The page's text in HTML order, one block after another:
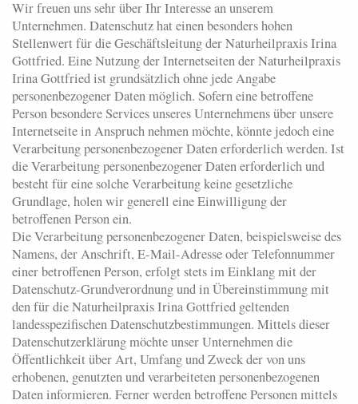
Wir freuen uns sehr über Ihr Interesse an unserem
Unternehmen. Datenschutz hat einen besonders hohen
Stellenwert für die Geschäftsleitung der Naturheilpraxis Irina
Gottfried. Eine Nutzung der Internetseiten der Naturheilpraxis
Irina Gottfried ist grundsätzlich ohne jede Angabe
personenbezogener Daten möglich. Sofern eine betroffene
Person besondere Services unseres Unternehmens über unsere
Internetseite in Anspruch nehmen möchte, könnte jedoch eine
Verarbeitung personenbezogener Daten erforderlich werden. Ist
die Verarbeitung personenbezogener Daten erforderlich und
besteht für eine solche Verarbeitung keine gesetzliche
Grundlage, holen wir generell eine Einwilligung der
betroffenen Person ein.
Die Verarbeitung personenbezogener Daten, beispielsweise des
Namens, der Anschrift, E-Mail-Adresse oder Telefonnummer
einer betroffenen Person, erfolgt stets im Einklang mit der
Datenschutz-Grundverordnung und in Übereinstimmung mit
den für die Naturheilpraxis Irina Gottfried geltenden
landesspezifischen Datenschutzbestimmungen. Mittels dieser
Datenschutzerklärung möchte unser Unternehmen die
Öffentlichkeit über Art, Umfang und Zweck der von uns
erhobenen, genutzten und verarbeiteten personenbezogenen
Daten informieren. Ferner werden betroffene Personen mittels